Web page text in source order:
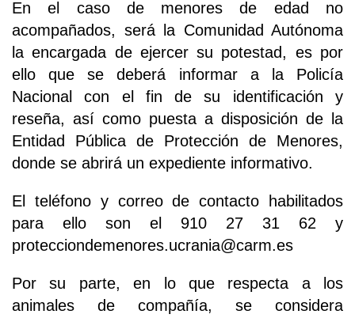
En el caso de menores de edad no
acompañados, será la Comunidad Autónoma
la encargada de ejercer su potestad, es por
ello que se deberá informar a la Policía
Nacional con el fin de su identificación y
reseña, así como puesta a disposición de la
Entidad Pública de Protección de Menores,
donde se abrirá un expediente informativo.
El teléfono y correo de contacto habilitados
para ello son el 910 27 31 62 y
protecciondemenores.ucrania@carm.es
Por su parte, en lo que respecta a los
animales de compañía, se considera